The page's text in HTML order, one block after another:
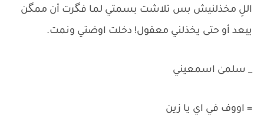
اللِ مخذلنيش بس تلاشت بسمتي لما فگرت أن ممگن
يبعد أو حتى يخذلني معقول! دخلت اوضتي ونمت.
_ سلمىٰ اسمعيني
= اووف في اي يا زين